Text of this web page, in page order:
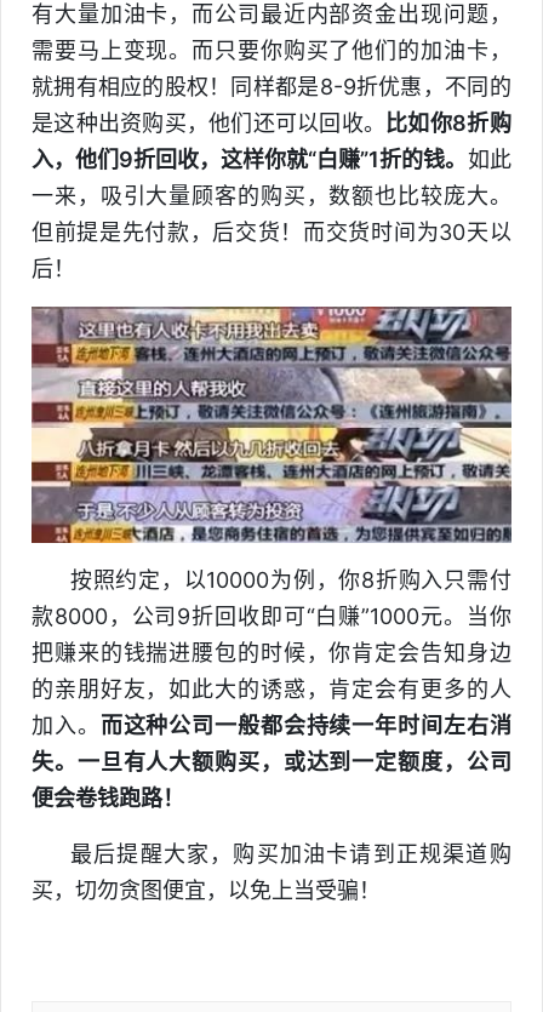
有大量加油卡，而公司最近内部资金出现问题，
需要马上变现。而只要你购买了他们的加油卡，
就拥有相应的股权！同样都是8-9折优惠，不同的
是这种出资购买，他们还可以回收。
比如你8折购
入，他们9折回收，这样你就“白赚”1折的钱。 如此
一来，吸引大量顾客的购买，数额也比较庞大。
但前提是先付款，后交货！而交货时间为30天以
后！
按照约定，以10000为例，你8折购入只需付
款8000，公司9折回收即可“白赚”1000元。当你
把赚来的钱揣进腰包的时候，你肯定会告知身边
的亲朋好友，如此大的诱惑，肯定会有更多的人
加入。 而这种公司一般都会持续一年时间左右消
失。一旦有人大额购买，或达到一定额度，公司
便会卷钱跑路！
最后提醒大家，购买加油卡请到正规渠道购
买，切勿贪图便宜，以免上当受骗！